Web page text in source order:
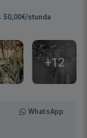
50,00€/stunda
+12
WhatsApp